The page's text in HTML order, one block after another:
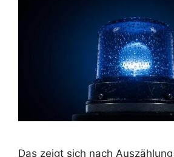
Das zeigt sich nach